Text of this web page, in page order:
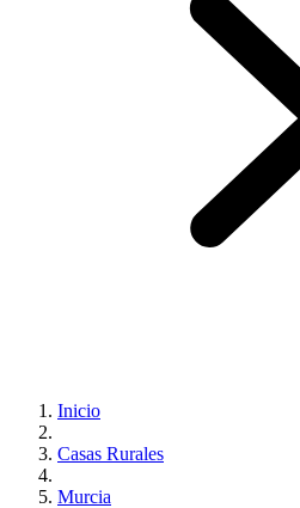
Inicio
Casas Rurales
Murcia